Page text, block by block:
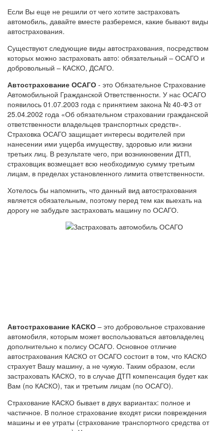
Если Вы еще не решили от чего хотите застраховать
автомобиль, давайте вместе разберемся, какие бывают виды
автострахования.
Существуют следующие виды автострахования, посредством
которых можно застраховать авто: обязательный – ОСАГО и
добровольный – КАСКО, ДСАГО.
Автострахование ОСАГО - это Обязательное Страхование
Автомобильной Гражданской Ответственности. У нас ОСАГО
появилось 01.07.2003 года с принятием закона № 40-ФЗ от
25.04.2002 года «Об обязательном страховании гражданской
ответственности владельцев транспортных средств».
Страховка ОСАГО защищает интересы водителей при
нанесении ими ущерба имуществу, здоровью или жизни
третьих лиц. В результате чего, при возникновении ДТП,
страховщик возмещает всю необходимую сумму третьим
лицам, в пределах установленного лимита ответственности.
Хотелось бы напомнить, что данный вид автострахования
является обязательным, поэтому перед тем как выехать на
дорогу не забудьте застраховать машину по ОСАГО.
Автострахование КАСКО – это добровольное страхование
автомобиля, которым может воспользоваться автовладелец
дополнительно к полису ОСАГО. Основное отличие
автострахования КАСКО от ОСАГО состоит в том, что КАСКО
страхует Вашу машину, а не чужую. Таким образом, если
застраховать КАСКО, то в случае ДТП компенсация будет как
Вам (по КАСКО), так и третьим лицам (по ОСАГО).
Страхование КАСКО бывает в двух вариантах: полное и
частичное. В полное страхование входят риски повреждения
машины и ее утраты (страхование транспортного средства от